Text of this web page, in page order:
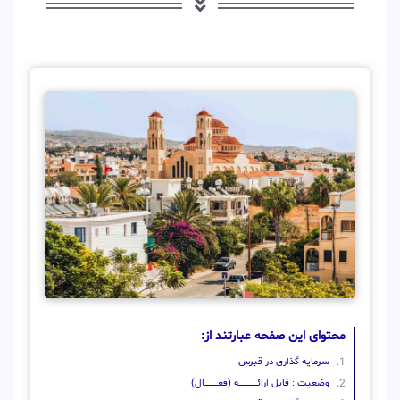
محتوای این صفحه عبارتند از:
سرمایه گذاری در قبرس
وضعیت : قابل ارائــــــــــــــــــــه (فعـــــــــــــــال)